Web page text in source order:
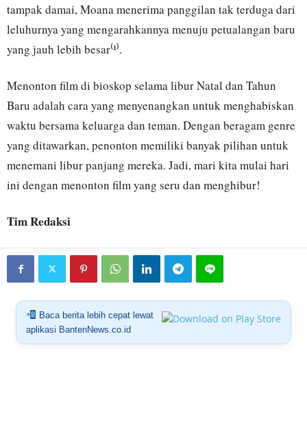
tampak damai, Moana menerima panggilan tak terduga dari
leluhurnya yang mengarahkannya menuju petualangan baru
yang jauh lebih besar⁽¹⁾.
Menonton film di bioskop selama libur Natal dan Tahun
Baru adalah cara yang menyenangkan untuk menghabiskan
waktu bersama keluarga dan teman. Dengan beragam genre
yang ditawarkan, penonton memiliki banyak pilihan untuk
menemani libur panjang mereka. Jadi, mari kita mulai hari
ini dengan menonton film yang seru dan menghibur!
Tim Redaksi
Baca berita lebih cepat lewat
aplikasi BantenNews.co.id